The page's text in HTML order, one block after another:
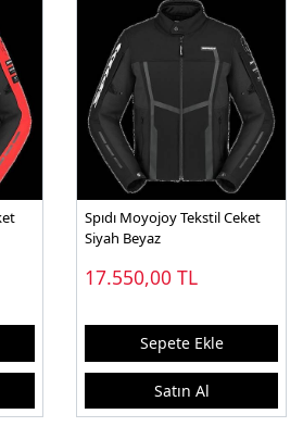
Spıdı Moyojoy Tekstil Ceket
Siyah Beyaz
17.550,00 TL
Sepete Ekle
Satın Al